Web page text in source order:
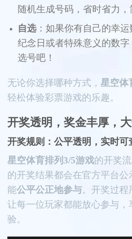
随机生成号码，省时省力，
自选：如果你有自己的幸运
纪念日或者特殊意义的数
选号吧！
无论你选择哪种方式， 星空体
轻松体验彩票游戏的乐趣。
开奖透明，奖金丰厚，大
开奖规则：公平透明，实时可
星空体育排列3/5游戏的开奖
的开奖结果都会在官方平台
能公平公正地参与。开奖过程
让每一位玩家都能放心参与，
验。